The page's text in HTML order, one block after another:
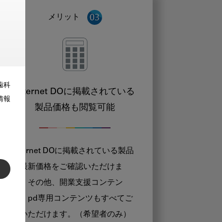
科
報
メリット
Internet DOに掲載されている
製品価格も閲覧可能
Internet DOに掲載されている製品
の最新価格をご確認いただけま
す。その他、開業支援コンテン
ツ、pd専用コンテンツもすべてご
覧いただけます。（希望者のみ）